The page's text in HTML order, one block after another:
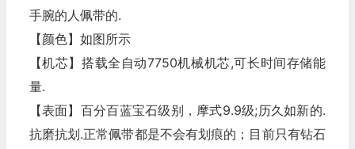
手腕的人佩带的.
【颜色】如图所示
【机芯】搭载全自动7750机械机芯,可长时间存储能
量.
【表面】百分百蓝宝石级别，摩式9.9级;历久如新的.
抗磨抗划.正常佩带都是不会有划痕的；目前只有钻石